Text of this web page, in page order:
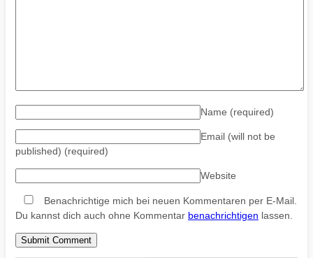
Name (required)
Email (will not be
published) (required)
Website
Benachrichtige mich bei neuen Kommentaren per E-Mail.
Du kannst dich auch ohne Kommentar benachrichtigen lassen.